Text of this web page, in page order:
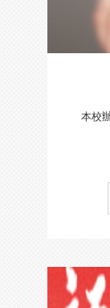
本校